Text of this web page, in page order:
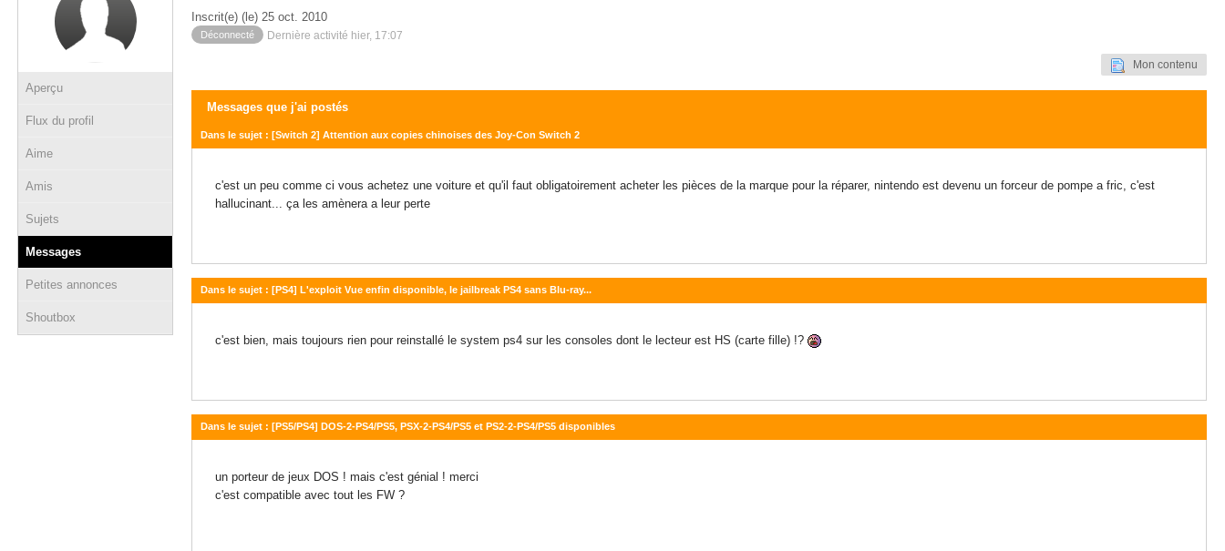
Aperçu
Flux du profil
Aime
Amis
Sujets
Messages
Petites annonces
Shoutbox
Inscrit(e) (le) 25 oct. 2010
Déconnecté Dernière activité hier, 17:07
Mon contenu
Messages que j'ai postés
Dans le sujet : [Switch 2] Attention aux copies chinoises des Joy-Con Switch 2
c'est un peu comme ci vous achetez une voiture et qu'il faut obligatoirement acheter les pièces de la marque pour la réparer, nintendo est devenu un forceur de pompe a fric, c'est
hallucinant... ça les amènera a leur perte
Dans le sujet : [PS4] L'exploit Vue enfin disponible, le jailbreak PS4 sans Blu-ray...
c'est bien, mais toujours rien pour reinstallé le system ps4 sur les consoles dont le lecteur est HS (carte fille) !?
Dans le sujet : [PS5/PS4] DOS-2-PS4/PS5, PSX-2-PS4/PS5 et PS2-2-PS4/PS5 disponibles
un porteur de jeux DOS ! mais c'est génial ! merci
c'est compatible avec tout les FW ?